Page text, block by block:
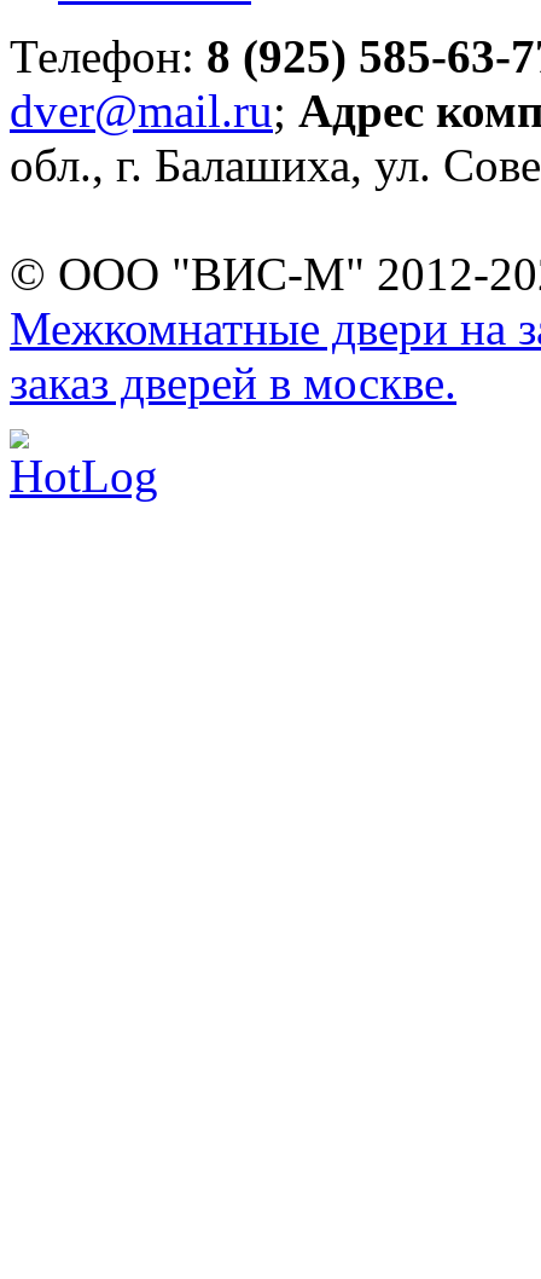
Телефон: 8 (925) 585-63-
dver@mail.ru; Адрес
обл., г. Балашиха, ул.
© ООО "ВИС-М" 2012-
Межкомнатные двери на
заказ дверей в москве.